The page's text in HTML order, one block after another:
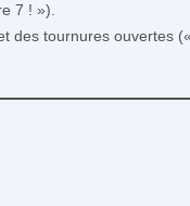
7 ! »).
des tournures ouvertes